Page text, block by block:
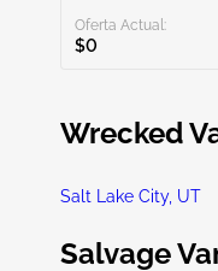
Oferta Actual:
$0
Wrecked
Salt Lake City, UT
Salvage